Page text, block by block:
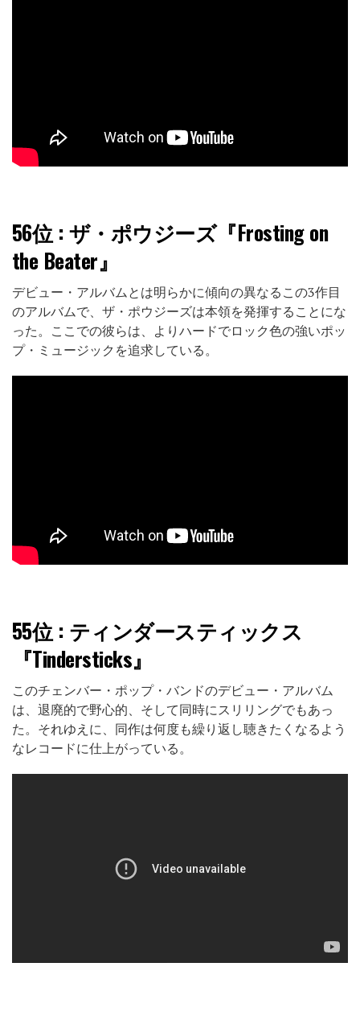
56位 : ザ・ポウジーズ『Frosting on
the Beater』
デビュー・アルバムとは明らかに傾向の異なるこの3作目
のアルバムで、ザ・ポウジーズは本領を発揮することにな
った。ここでの彼らは、よりハードでロック色の強いポッ
プ・ミュージックを追求している。
55位 : ティンダースティックス
『Tindersticks』
このチェンバー・ポップ・バンドのデビュー・アルバム
は、退廃的で野心的、そして同時にスリリングでもあっ
た。それゆえに、同作は何度も繰り返し聴きたくなるよう
なレコードに仕上がっている。